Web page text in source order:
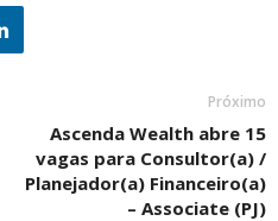
Próximo
Ascenda Wealth abre 15
vagas para Consultor(a) /
Planejador(a) Financeiro(a)
– Associate (PJ)